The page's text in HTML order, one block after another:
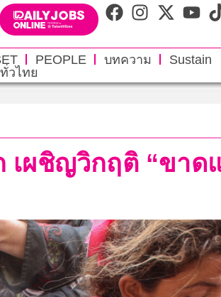
PEOPLE บทความ
วไทย
เผชิญวิกฤติ “ขาด